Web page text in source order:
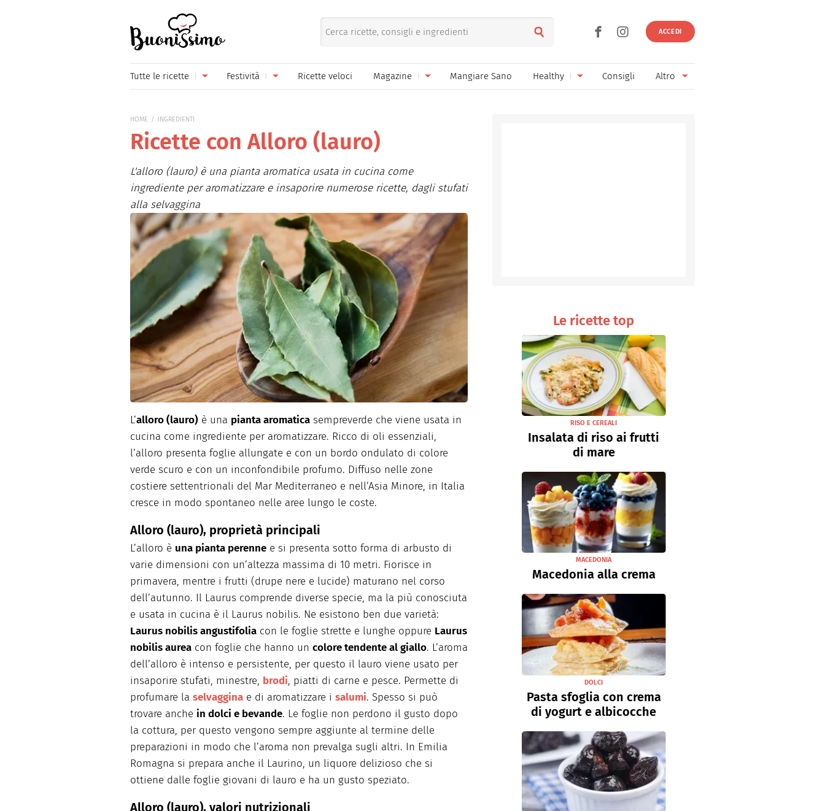
ACCEDI
Tutte le ricette
Primi piatti Pane pizza focacce
Piatti unici Marmellate e confetture
Contorni
Formaggi Ricette di base
Frutta Bevande
Festività
Carnevale
Festa della Mamma
Halloween
Natale
Pasqua
San Valentino
Ricette veloci Magazine Mangiare Sano Healthy Consigli Altro
HOME INGREDIENTI
Ricette con Alloro (lauro)
L'alloro (lauro) è una pianta aromatica usata in cucina come
ingrediente per aromatizzare e insaporire numerose ricette, dagli stufati
alla selvaggina
L’alloro (lauro) è una pianta aromatica sempreverde che viene usata in
cucina come ingrediente per aromatizzare. Ricco di oli essenziali,
l’alloro presenta foglie allungate e con un bordo ondulato di colore
verde scuro e con un inconfondibile profumo. Diffuso nelle zone
costiere settentrionali del Mar Mediterraneo e nell’Asia Minore, in Italia
cresce in modo spontaneo nelle aree lungo le coste.
Alloro (lauro), proprietà principali
L’alloro è una pianta perenne e si presenta sotto forma di arbusto di
varie dimensioni con un’altezza massima di 10 metri. Fiorisce in
primavera, mentre i frutti (drupe nere e lucide) maturano nel corso
dell’autunno. Il Laurus comprende diverse specie, ma la più conosciuta
e usata in cucina è il Laurus nobilis. Ne esistono ben due varietà:
Laurus nobilis angustifolia con le foglie strette e lunghe oppure Laurus
nobilis aurea con foglie che hanno un colore tendente al giallo. L’aroma
dell’alloro è intenso e persistente, per questo il lauro viene usato per
insaporire stufati, minestre, brodi, piatti di carne e pesce. Permette di
profumare la selvaggina e di aromatizzare i salumi. Spesso si può
trovare anche in dolci e bevande. Le foglie non perdono il gusto dopo
la cottura, per questo vengono sempre aggiunte al termine delle
preparazioni in modo che l’aroma non prevalga sugli altri. In Emilia
Romagna si prepara anche il Laurino, un liquore delizioso che si
ottiene dalle foglie giovani di lauro e ha un gusto speziato.
Alloro (lauro), valori nutrizionali
Le ricette top
RISO E CEREALI
Insalata di riso ai frutti
di mare
MACEDONIA
Macedonia alla crema
DOLCI
Pasta sfoglia con crema
di yogurt e albicocche